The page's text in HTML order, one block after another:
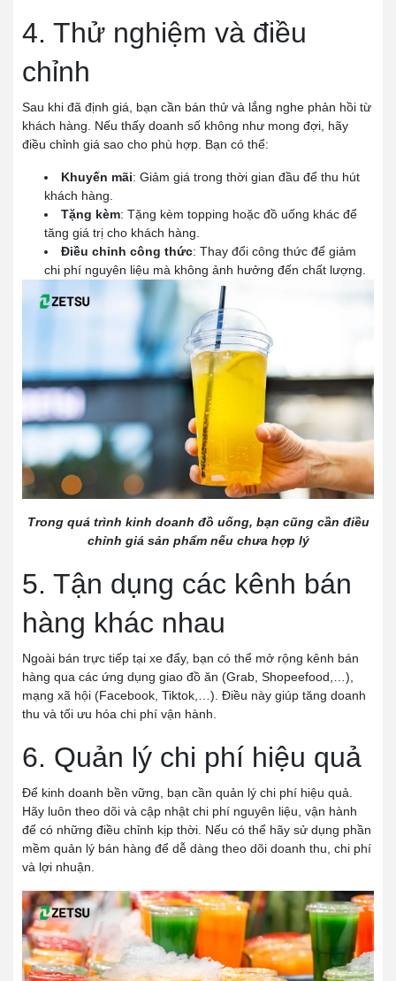
4. Thử nghiệm và điều
chỉnh
Sau khi đã định giá, bạn cần bán thử và lắng nghe phản hồi từ
khách hàng. Nếu thấy doanh số không như mong đợi, hãy
điều chỉnh giá sao cho phù hợp. Bạn có thể:
Khuyến mãi: Giảm giá trong thời gian đầu để thu hút
khách hàng.
Tặng kèm: Tặng kèm topping hoặc đồ uống khác để
tăng giá trị cho khách hàng.
Điều chỉnh công thức: Thay đổi công thức để giảm
chi phí nguyên liệu mà không ảnh hưởng đến chất lượng.
Trong quá trình kinh doanh đồ uống, bạn cũng cần điều
chỉnh giá sản phẩm nếu chưa hợp lý
5. Tận dụng các kênh bán
hàng khác nhau
Ngoài bán trực tiếp tại xe đẩy, bạn có thể mở rộng kênh bán
hàng qua các ứng dụng giao đồ ăn (Grab, Shopeefood,…),
mạng xã hội (Facebook, Tiktok,…). Điều này giúp tăng doanh
thu và tối ưu hóa chi phí vận hành.
6. Quản lý chi phí hiệu quả
Để kinh doanh bền vững, bạn cần quản lý chi phí hiệu quả.
Hãy luôn theo dõi và cập nhật chi phí nguyên liệu, vận hành
để có những điều chỉnh kịp thời. Nếu có thể hãy sử dụng phần
mềm quản lý bán hàng để dễ dàng theo dõi doanh thu, chi phí
và lợi nhuận.